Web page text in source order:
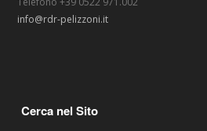
info@rdr-pelizzoni.it
Cerca nel Sito